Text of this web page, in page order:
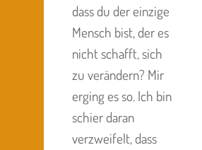
dass du der einzige
Mensch bist, der es
nicht schafft, sich
zu verändern? Mir
erging es so. Ich bin
schier daran
verzweifelt, dass